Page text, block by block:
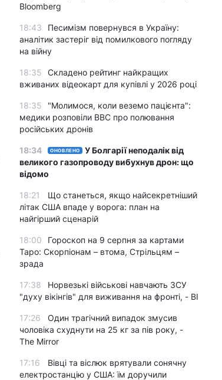
Bloomberg
18:43
Песимізм повернувся в Україну:
аналітик застеріг від помилкового погляду
на війну
18:35
Складено рейтинг найкращих
вживаних відеокарт для купівлі у 2026 році
18:35
"Молимося, коли веземо пацієнта":
медики розповіли BBC про полювання
російських дронів
18:34 ОНОВЛЕНО
У Болгарії неподалік від
великого газопроводу вибухнув дрон: що
відомо
18:21
Що станеться, якщо найсекретніший
літак США впаде у ворога: план на
найгірший сценарій
18:00
Гороскоп на 9 серпня за картами
Таро: Скорпіонам – втома, Стрільцям –
зрада
17:38
Норвезькі військові навчають ЗСУ
"духу вікінгів" для виживання на фронті, - BI
17:26
Один трагічний випадок змусив
чоловіка схуднути на 25 кг за пів року, -
The Mirror
17:16
Вівці та віслюк врятували сонячну
електростанцію у США: їм доручили